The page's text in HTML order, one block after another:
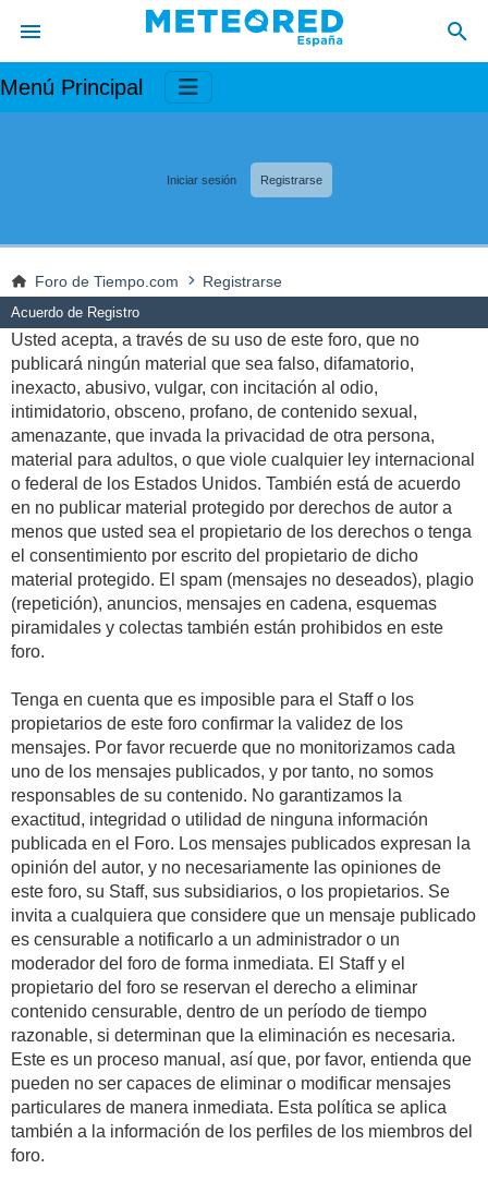
Menú Principal
Iniciar sesión Registrarse
Foro de Tiempo.com Registrarse
Acuerdo de Registro
Usted acepta, a través de su uso de este foro, que no
publicará ningún material que sea falso, difamatorio,
inexacto, abusivo, vulgar, con incitación al odio,
intimidatorio, obsceno, profano, de contenido sexual,
amenazante, que invada la privacidad de otra persona,
material para adultos, o que viole cualquier ley internacional
o federal de los Estados Unidos. También está de acuerdo
en no publicar material protegido por derechos de autor a
menos que usted sea el propietario de los derechos o tenga
el consentimiento por escrito del propietario de dicho
material protegido. El spam (mensajes no deseados), plagio
(repetición), anuncios, mensajes en cadena, esquemas
piramidales y colectas también están prohibidos en este
foro.
Tenga en cuenta que es imposible para el Staff o los
propietarios de este foro confirmar la validez de los
mensajes. Por favor recuerde que no monitorizamos cada
uno de los mensajes publicados, y por tanto, no somos
responsables de su contenido. No garantizamos la
exactitud, integridad o utilidad de ninguna información
publicada en el Foro. Los mensajes publicados expresan la
opinión del autor, y no necesariamente las opiniones de
este foro, su Staff, sus subsidiarios, o los propietarios. Se
invita a cualquiera que considere que un mensaje publicado
es censurable a notificarlo a un administrador o un
moderador del foro de forma inmediata. El Staff y el
propietario del foro se reservan el derecho a eliminar
contenido censurable, dentro de un período de tiempo
razonable, si determinan que la eliminación es necesaria.
Este es un proceso manual, así que, por favor, entienda que
pueden no ser capaces de eliminar o modificar mensajes
particulares de manera inmediata. Esta política se aplica
también a la información de los perfiles de los miembros del
foro.